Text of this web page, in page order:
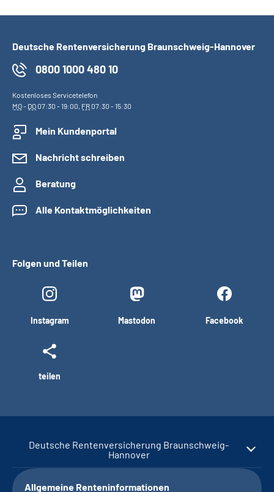
Deutsche Rentenversicherung Braunschweig-Hannover
0800 1000 480 10
Kostenloses Servicetelefon
MO- DO07:30 - 19:00, FR07:30 - 15:30
Mein Kundenportal
Nachricht schreiben
Beratung
Alle Kontaktmöglichkeiten
Folgen und Teilen
Instagram Mastodon Facebook
teilen
Deutsche Rentenversicherung Braunschweig-
Hannover
Allgemeine Renteninformationen